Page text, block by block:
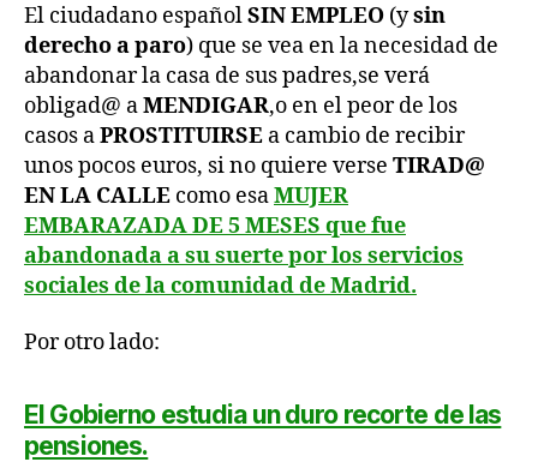
El ciudadano españolSIN EMPLEO (ysin
derecho a paro) que se vea en la necesidad de
abandonar la casa de sus padres,se verá
obligad@ aMENDIGAR,o en el peor de los
casos aPROSTITUIRSE a cambio de recibir
unos pocos euros, si no quiere verse TIRAD@
EN LA CALLE como esaMUJER
EMBARAZADA DE 5 MESES que fue
abandonada a su suerte por los servicios
sociales de la comunidad de Madrid.
Por otro lado:
El Gobierno estudia un duro recorte de las
pensiones.